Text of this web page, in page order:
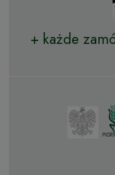
+ każde